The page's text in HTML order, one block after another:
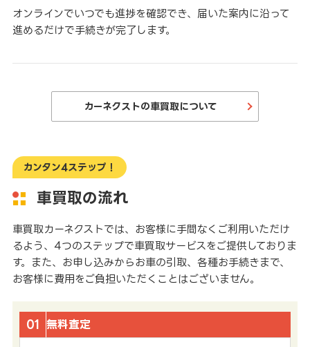
オンラインでいつでも進捗を確認でき、届いた案内に沿って
進めるだけで手続きが完了します。
カーネクストの車買取について
カンタン4ステップ！
車買取の流れ
車買取カーネクストでは、お客様に手間なくご利用いただけ
るよう、4つのステップで車買取サービスをご提供しておりま
す。また、お申し込みからお車の引取、各種お手続きまで、
お客様に費用をご負担いただくことはございません。
01 無料査定